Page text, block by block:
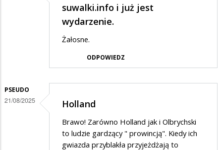
działalość
suwalki.info i już jest
wydarzenie.
Żałosne.
ODPOWIEDZ
PSEUDO
21/08/2025 Holland
Brawo! Zarówno Holland jak i Olbrychski
to ludzie gardzący " prowincją". Kiedy ich
gwiazda przyblakła przyjeżdżają to